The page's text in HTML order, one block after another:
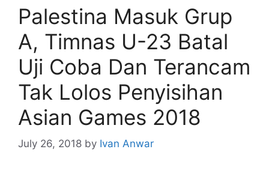
Palestina Masuk Grup
A, Timnas U-23 Batal
Uji Coba Dan Terancam
Tak Lolos Penyisihan
Asian Games 2018
July 26, 2018 by Ivan Anwar